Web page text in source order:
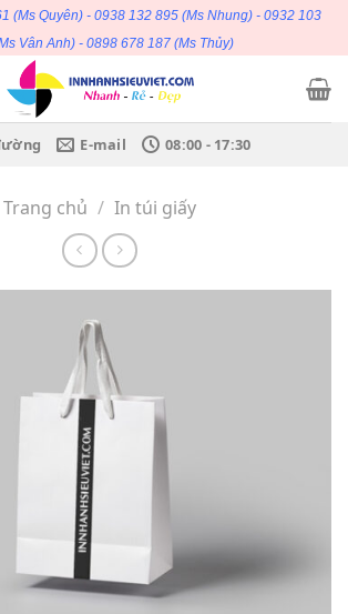
(Ms Quyên) - 0938 132 895(Ms Nhung) - 0932 103
Vân Anh) - 0898 678 187(Ms Thủy)
E-mail 08:00 - 17:30
Trang chủ / In túi giấy